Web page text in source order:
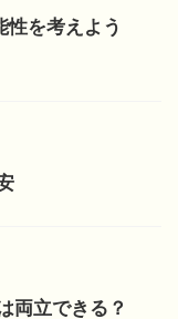
性を考えよう
両立できる？